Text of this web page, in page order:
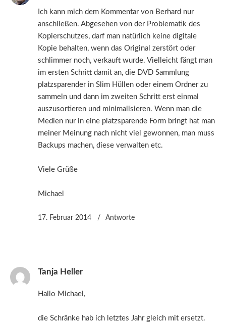
Ich kann mich dem Kommentar von Berhard nur
anschließen. Abgesehen von der Problematik des
Kopierschutzes, darf man natürlich keine digitale
Kopie behalten, wenn das Original zerstört oder
schlimmer noch, verkauft wurde. Vielleicht fängt man
im ersten Schritt damit an, die DVD Sammlung
platzsparender in Slim Hüllen oder einem Ordner zu
sammeln und dann im zweiten Schritt erst einmal
auszusortieren und minimalisieren. Wenn man die
Medien nur in eine platzsparende Form bringt hat man
meiner Meinung nach nicht viel gewonnen, man muss
Backups machen, diese verwalten etc.
Viele Grüße
Michael
17. Februar 2014 Antworte
Tanja Heller
Hallo Michael,
die Schränke hab ich letztes Jahr gleich mit ersetzt.